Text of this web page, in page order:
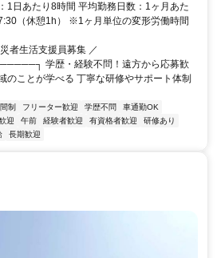
1日あたり8時間 平均勤務日数：1ヶ月あた
（休憩1h） ※1ヶ月単位の変形労働時間
者生活支援員募集 ／
学歴・経験不問！遠方から応募歓
のことが学べる 丁寧な研修やサポート体制
制 フリーター歓迎 学歴不問
車通勤OK
迎 午前 経験者歓迎 有資格者歓迎
研修あり
長期歓迎